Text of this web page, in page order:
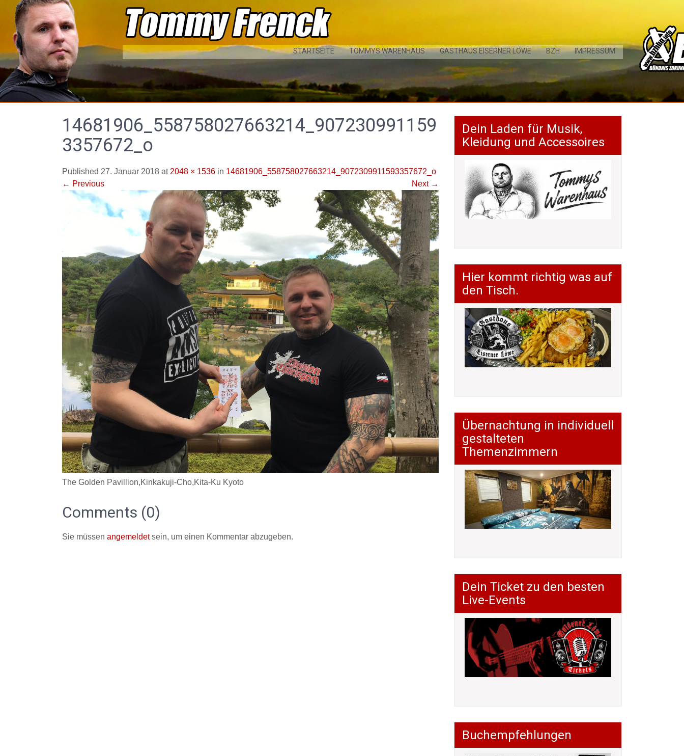
content
STARTSEITE TOMMYS WARENHAUS GASTHAUS EISERNER LÖWE BZH IMPRESSUM
14681906_558758027663214_907230991159
3357672_o
Published 27. Januar 2018 at 2048 × 1536 in 14681906_558758027663214_9072309911593357672_o
← Previous Next →
The Golden Pavillion,Kinkakuji-Cho,Kita-Ku Kyoto
Comments (0)
Sie müssen angemeldetsein, um einen Kommentar abzugeben.
Dein Laden für Musik,
Kleidung und Accessoires
Hier kommt richtig was auf
den Tisch.
Übernachtung in individuell
gestalteten
Themenzimmern
Dein Ticket zu den besten
Live-Events
Buchempfehlungen